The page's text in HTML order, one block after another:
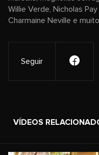
Willie Verde, Nicholas
Charmaine Neville e
Seguir
VÍDEOS